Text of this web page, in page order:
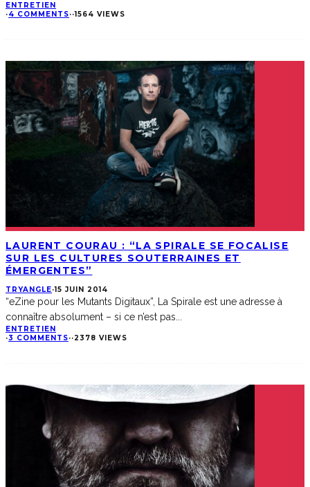
ENTRETIEN
·4 COMMENTS··1564 VIEWS
LAURENT COURAU : “LA SPIRALE SE FOCALISE
SUR LES CULTURES SOUTERRAINES ET
ÉMERGENTES”
TRYANGLE·15 JUIN 2014
“eZine pour les Mutants Digitaux”, La Spirale est une adresse à
connaître absolument – si ce n’est pas
ENTRETIEN
·3 COMMENTS··2378 VIEWS